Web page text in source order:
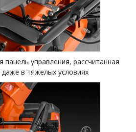
управления, рассчитанная
в тяжелых условиях